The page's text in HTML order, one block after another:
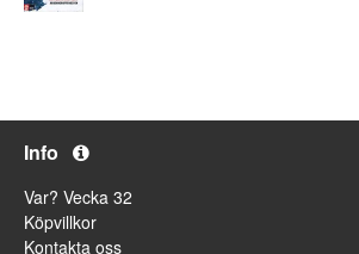
Info
Var? Vecka 32
Köpvillkor
Kontakta oss